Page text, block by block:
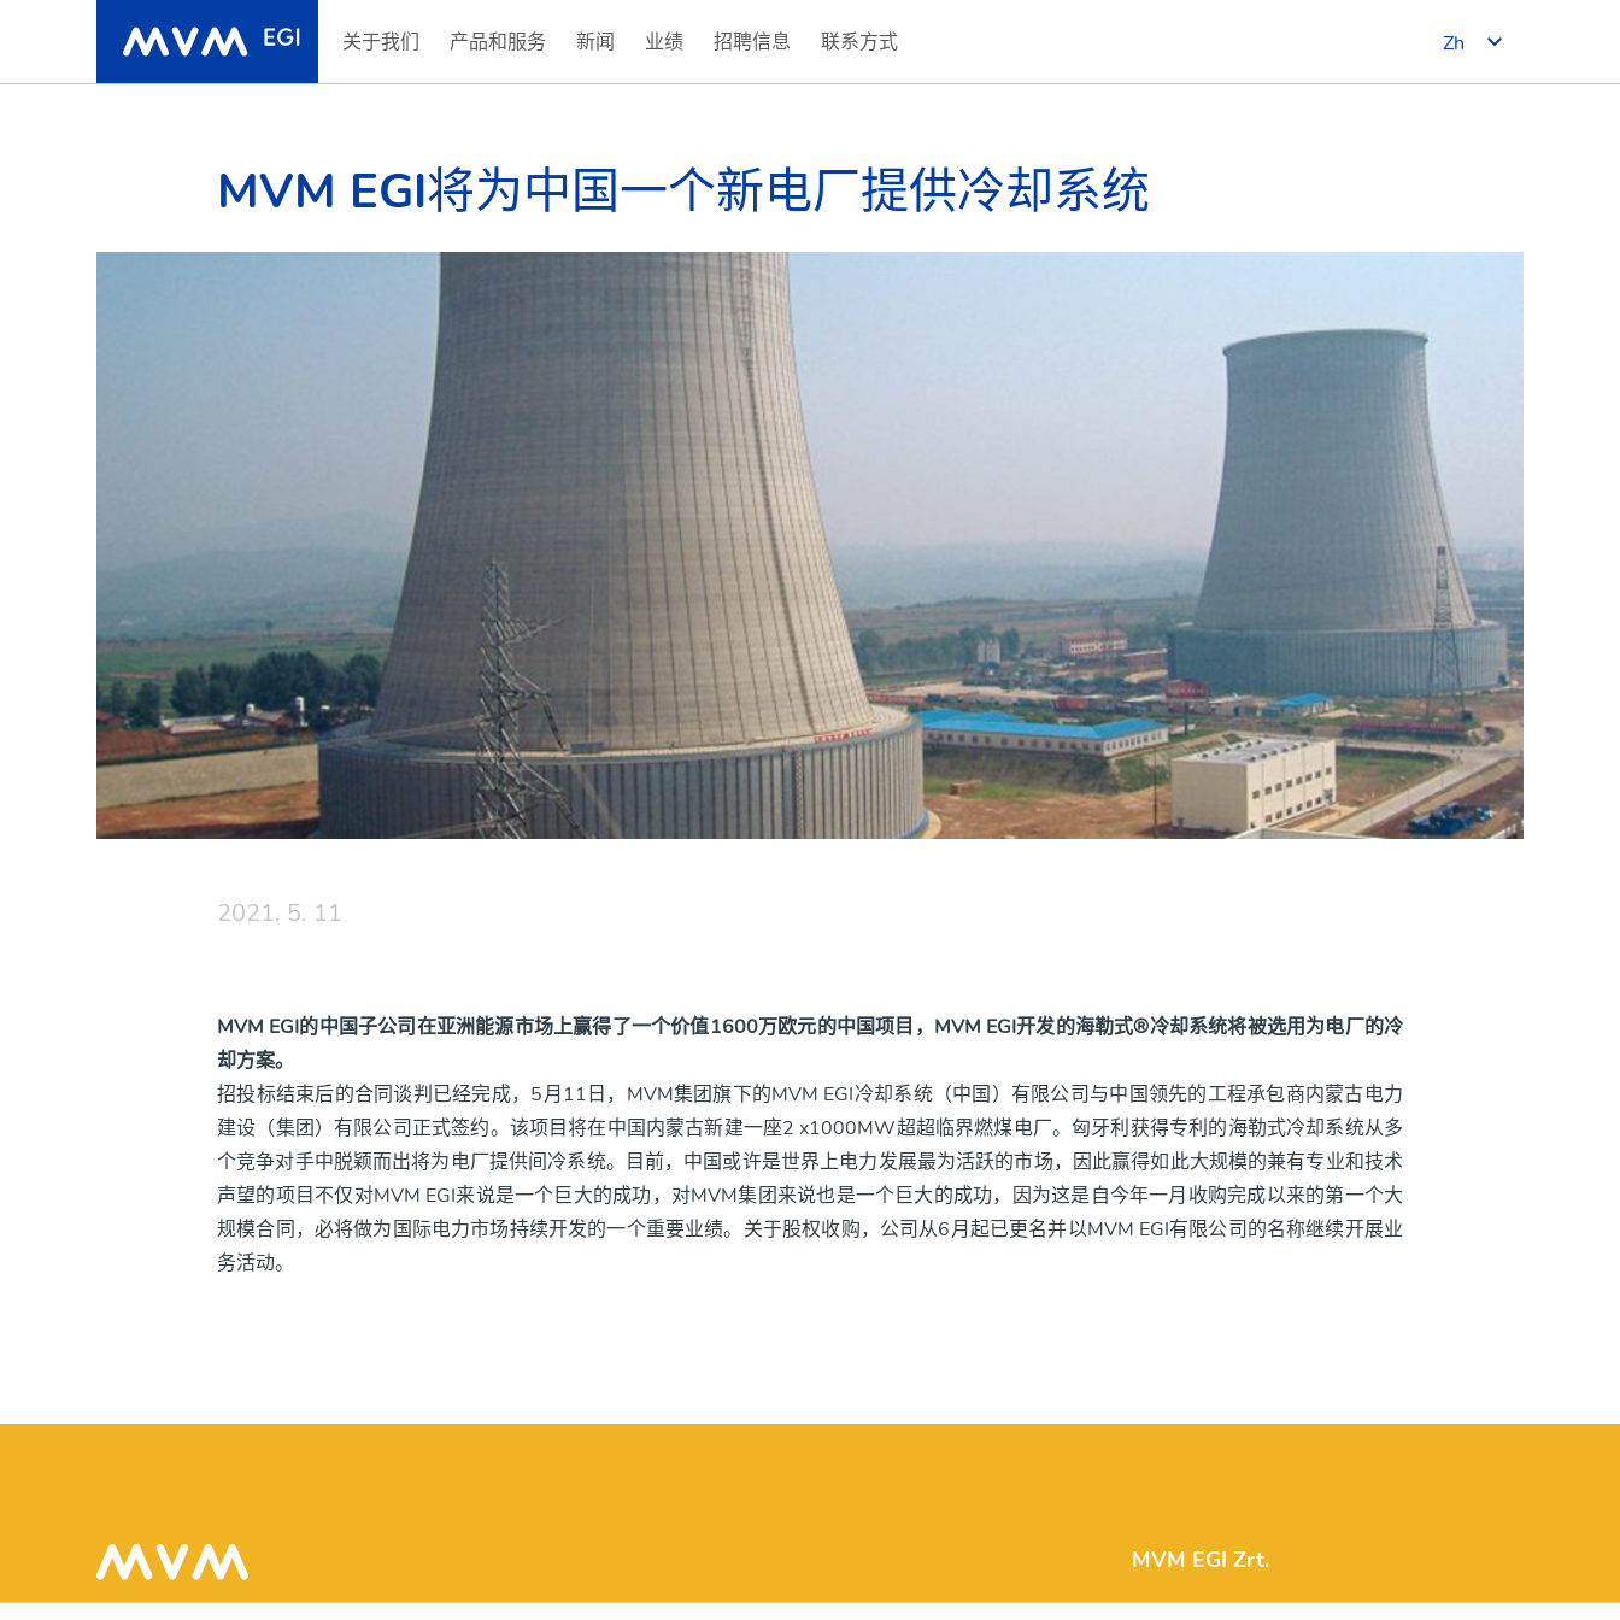
关于我们 产品和服务 新闻 业绩
(current)招聘信息
(current) 联系方式
(current) Zh
MVM EGI将为中国一个新电厂提供冷却系统
2021. 5. 11
MVM EGI的中国子公司在亚洲能源市场上赢得了一个价值1600万欧元的中国项目，MVM EGI开发的海勒式®冷却系统将被选用为电厂的冷
却方案。
招投标结束后的合同谈判已经完成，5月11日，MVM集团旗下的MVM EGI冷却系统（中国）有限公司与中国领先的工程承包商内蒙古电力
建设（集团）有限公司正式签约。该项目将在中国内蒙古新建一座2 x1000MW超超临界燃煤电厂。匈牙利获得专利的海勒式冷却系统从多
个竞争对手中脱颖而出将为电厂提供间冷系统。目前，中国或许是世界上电力发展最为活跃的市场，因此赢得如此大规模的兼有专业和技术
声望的项目不仅对MVM EGI来说是一个巨大的成功，对MVM集团来说也是一个巨大的成功，因为这是自今年一月收购完成以来的第一个大
规模合同，必将做为国际电力市场持续开发的一个重要业绩。关于股权收购，公司从6月起已更名并以MVM EGI有限公司的名称继续开展业
务活动。
MVM EGI Zrt.